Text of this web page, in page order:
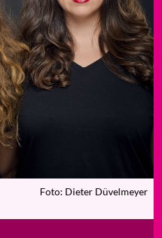
Foto: Dieter Düvelmeyer